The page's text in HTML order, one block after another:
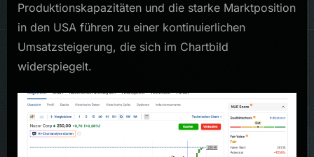
Produktionskapazitäten und die starke Marktposition
in den USA führen zu einer kontinuierlichen
Umsatzsteigerung, die sich im Chartbild
widerspiegelt.